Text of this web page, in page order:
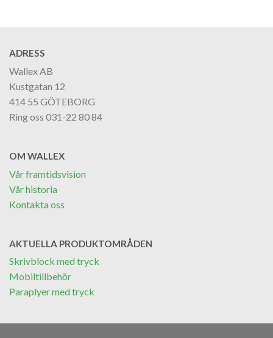
ADRESS
Wallex AB
Kustgatan 12
414 55 GÖTEBORG
Ring oss 031-22 80 84
OM WALLEX
Vår framtidsvision
Vår historia
Kontakta oss
AKTUELLA PRODUKTOMRÅDEN
Skrivblock med tryck
Mobiltillbehör
Paraplyer med tryck